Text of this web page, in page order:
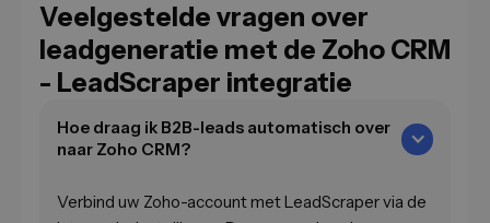
Veelgestelde vragen over
leadgeneratie met de Zoho CRM
- LeadScraper integratie
Hoe draag ik B2B-leads automatisch over
naar Zoho CRM?
Verbind uw Zoho-account met LeadScraper via de